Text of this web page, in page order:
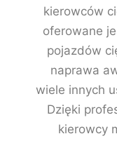
kierowców
oferowane
pojazdów
naprawa
wiele innych
Dzięki
kierowcy